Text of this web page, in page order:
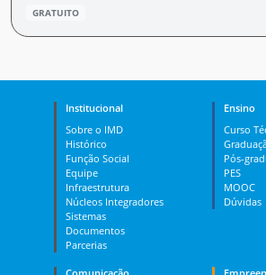
GRATUITO
Institucional
Sobre o IMD
Histórico
Função Social
Equipe
Infraestrutura
Núcleos Integradores
Sistemas
Documentos
Parcerias
Ensino
Curso
Pós-
PES
MOOC
Dúvidas